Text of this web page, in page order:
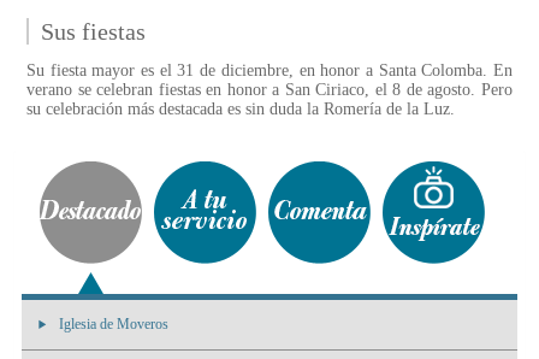
Sus fiestas
Su fiesta mayor es el 31 de diciembre, en honor a Santa Colomba. En
verano se celebran fiestas en honor a San Ciriaco, el 8 de agosto. Pero
su celebración más destacada es sin duda la Romería de la Luz.
Iglesia de Moveros